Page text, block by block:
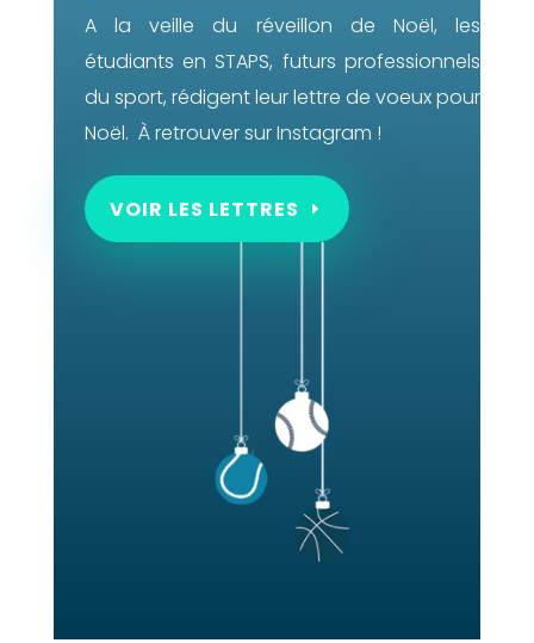
A la veille du réveillon de Noël, les
étudiants en STAPS, futurs professionnels
du sport, rédigent leur lettre de voeux pour
Noël. À retrouver sur Instagram !
VOIR LES LETTRES